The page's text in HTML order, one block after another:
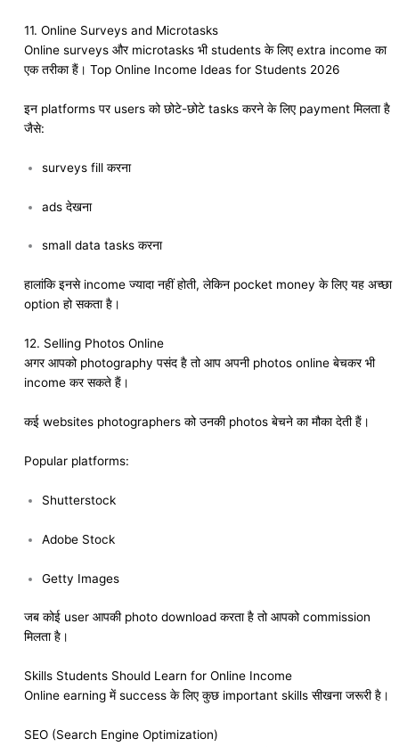
11. Online Surveys and Microtasks
Online surveys और microtasks भी students के लिए extra income का
एक तरीका हैं। Top Online Income Ideas for Students 2026
इन platforms पर users को छोटे-छोटे tasks करने के लिए payment मिलता है
जैसे:
surveys fill करना
ads देखना
small data tasks करना
हालांकि इनसे income ज्यादा नहीं होती, लेकिन pocket money के लिए यह अच्छा
option हो सकता है।
12. Selling Photos Online
अगर आपको photography पसंद है तो आप अपनी photos online बेचकर भी
income कर सकते हैं।
कई websites photographers को उनकी photos बेचने का मौका देती हैं।
Popular platforms:
Shutterstock
Adobe Stock
Getty Images
जब कोई user आपकी photo download करता है तो आपको commission
मिलता है।
Skills Students Should Learn for Online Income
Online earning में success के लिए कुछ important skills सीखना जरूरी है।
SEO (Search Engine Optimization)